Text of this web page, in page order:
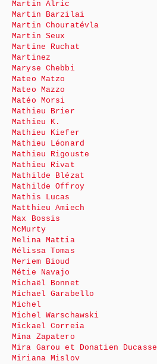
Martin Alric
Martin Barzilai
Martin Chouratévla
Martin Seux
Martine Ruchat
Martinez
Maryse Chebbi
Mateo Matzo
Mateo Mazzo
Matéo Morsi
Mathieu Brier
Mathieu K.
Mathieu Kiefer
Mathieu Léonard
Mathieu Rigouste
Mathieu Rivat
Mathilde Blézat
Mathilde Offroy
Mathis Lucas
Matthieu Amiech
Max Bossis
McMurty
Melina Mattia
Mélissa Tomas
Meriem Bioud
Métie Navajo
Michaël Bonnet
Michael Garabello
Michel
Michel Warschawski
Mickael Correia
Mina Zapatero
Mira Garou et Donatien Ducasse
Miriana Mislov